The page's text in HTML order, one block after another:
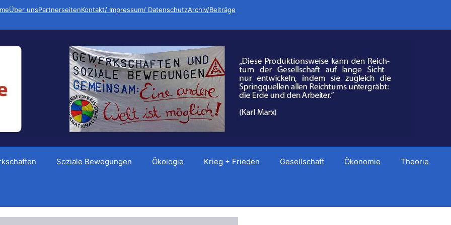
Über unsPartnerseitenKontakt/ Impressum/ DatenschutzArchiv/Beiträge
Soziale Bewegungen Ökologie Krieg + Frieden Gesellschaft Ökonomie Theorie